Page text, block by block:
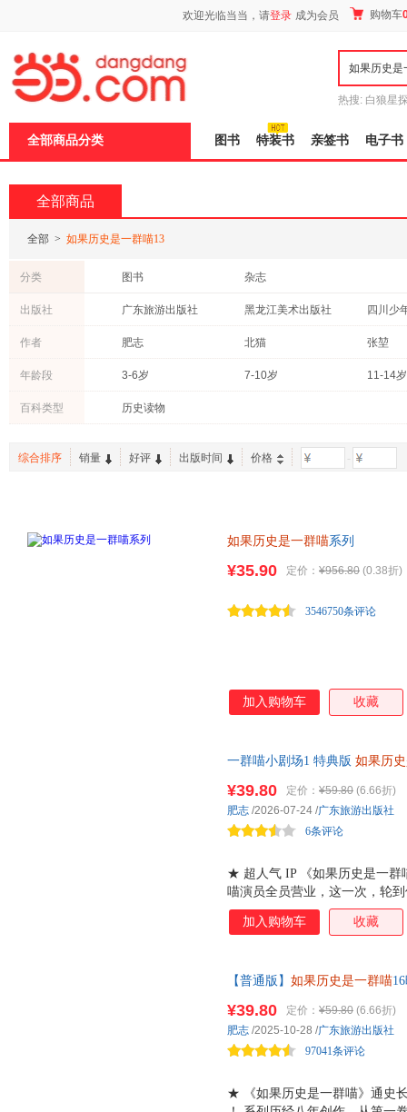
欢迎光临当当，请登录 成为会员 购物车
热搜: 白狼星
全部商品分类 图书 特装书 亲签书 电子书
全部商品
全部 > 如果历史是一群喵13
分类 图书 杂志
出版社 广东旅游出版社
黑龙江美术出版社
浙江人民出版社
上海大学出版社
河北美
作者 肥志 北猫 张堃
年龄段 3-6岁 7-10岁 11-14岁
百科类型 历史读物
综合排序 销量 好评 出版时间 价格 -
如果历史是一群喵系列
¥35.90 定价： ¥956.80 (0.38折)
3546750条评论
加入购物车 收藏
一群喵小剧场1 特典版 如果历
★ 超人气 IP 《如果历史是一群
喵演员全员营业，这一次，轮
们化身王侯将相、巾帼英豪，
下角色身份，和大家一样过着
喜。既有老粉耳熟能详的经典
粉丝的快乐收藏，一口气补全
特别收录详细角色档案、 72 篇
¥39.80 定价： ¥59.80 (6.66折)
6条评论
肥志 /2026-07-24 /广东旅游出版社
加入购物车 收藏
【普通版】 如果历史是一群喵
第十六卷，通史长篇迎来终章
火！！
★ 《如果历史是一群喵》通史
¥39.80 定价： ¥59.80 (6.66折)
97041条评论
肥志 /2025-10-28 /广东旅游出版社
页
加